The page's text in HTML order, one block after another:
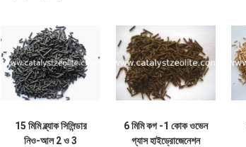
15 মিমি ব্ল্যাক সিলিন্ডার
নিও-আল 2 ও 3
6 মিমি কগ -1 কোক ওভেন
গ্যাস হাইড্রোজেনেশন